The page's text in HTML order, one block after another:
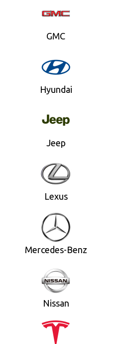
GMC
Hyundai
Jeep
Lexus
Mercedes-Benz
Nissan